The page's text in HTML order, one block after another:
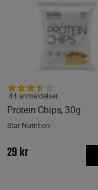
Protein Chips, 30g
44 anmeldelser
Star Nutrition
29 kr